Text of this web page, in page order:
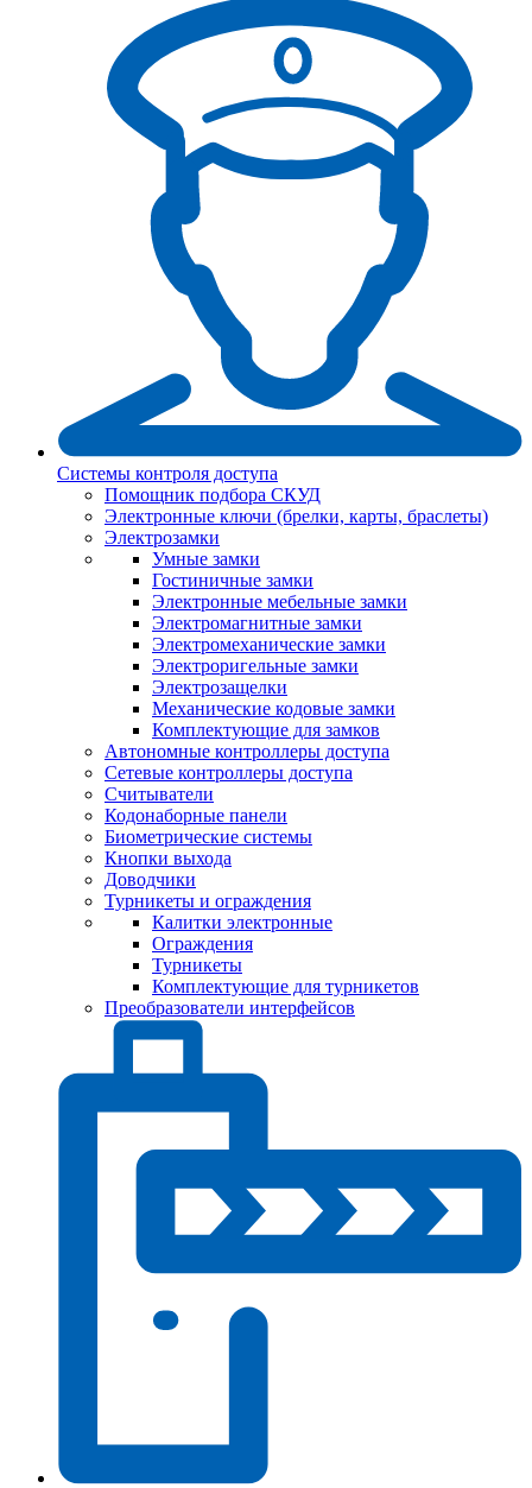
Системы контроля доступа
Помощник подбора СКУД
Электронные ключи (брелки, карты, браслеты)
Электрозамки
Умные замки
Гостиничные замки
Электронные мебельные замки
Электромагнитные замки
Электромеханические замки
Электроригельные замки
Электрозащелки
Механические кодовые замки
Комплектующие для замков
Автономные контроллеры доступа
Сетевые контроллеры доступа
Считыватели
Кодонаборные панели
Биометрические системы
Кнопки выхода
Доводчики
Турникеты и ограждения
Калитки электронные
Ограждения
Турникеты
Комплектующие для турникетов
Преобразователи интерфейсов